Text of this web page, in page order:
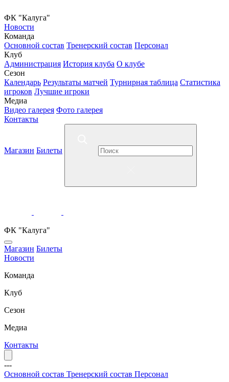
ФК "Калуга"
Новости
Команда
Основной состав Тренерский состав Персонал
Клуб
Администрация История клуба О клубе
Сезон
Календарь Результаты матчей Турнирная таблица Статистика
игроков Лучшие игроки
Медиа
Видео галерея Фото галерея
Контакты
Магазин Билеты
ФК "Калуга"
Магазин Билеты
Новости
Команда
Клуб
Сезон
Медиа
Контакты
---
Основной состав Тренерский состав Персонал